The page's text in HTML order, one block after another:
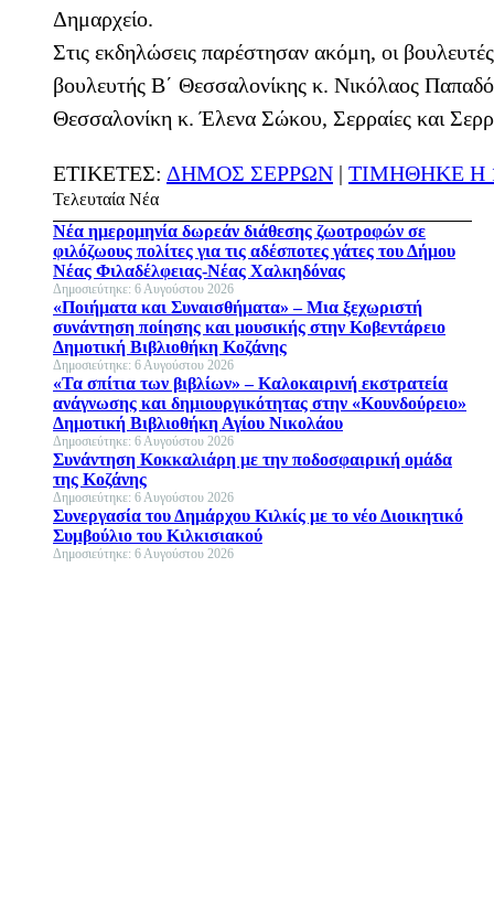
Δημαρχείο.
Στις εκδηλώσεις παρέστησαν ακόμη, οι
βουλευτής Β΄ Θεσσαλονίκης κ. Νικόλαος
Θεσσαλονίκη κ. Έλενα Σώκου, Σερραίες και
ΕΤΙΚΕΤΕΣ: ΔΗΜΟΣ ΣΕΡΡΩΝ | ΤΙΜΗΘΗΚΕ Η
Τελευταία Νέα
Νέα ημερομηνία δωρεάν διάθεσης ζωοτροφών σε
φιλόζωους πολίτες για τις αδέσποτες γάτες του Δήμου
Νέας Φιλαδέλφειας-Νέας Χαλκηδόνας
Δημοσιεύτηκε: 6 Αυγούστου 2026
«Ποιήματα και Συναισθήματα» – Μια ξεχωριστή
συνάντηση ποίησης και μουσικής στην Κοβεντάρειο
Δημοτική Βιβλιοθήκη Κοζάνης
Δημοσιεύτηκε: 6 Αυγούστου 2026
«Τα σπίτια των βιβλίων» – Καλοκαιρινή εκστρατεία
ανάγνωσης και δημιουργικότητας στην «Κουνδούρειο»
Δημοτική Βιβλιοθήκη Αγίου Νικολάου
Δημοσιεύτηκε: 6 Αυγούστου 2026
Συνάντηση Κοκκαλιάρη με την ποδοσφαιρική ομάδα
της Κοζάνης
Δημοσιεύτηκε: 6 Αυγούστου 2026
Συνεργασία του Δημάρχου Κιλκίς με το νέο Διοικητικό
Συμβούλιο του Κιλκισιακού
Δημοσιεύτηκε: 6 Αυγούστου 2026